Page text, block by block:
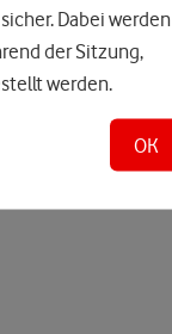
Dabei werden
der Sitzung,
werden.
OK